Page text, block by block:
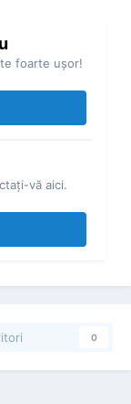
foarte uşor!
vă aici.
0